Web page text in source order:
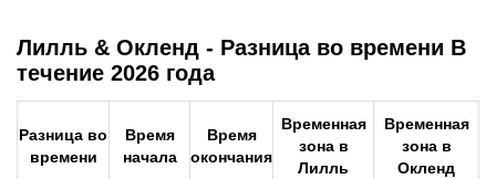
Лилль & Окленд - Разница во времени В
течение 2026 года
Разница во
времени
Время
начала
Время
окончания
Временная
зона в
Лилль
Временная
зона в
Окленд